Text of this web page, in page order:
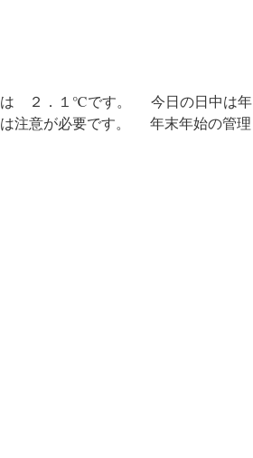
２．１℃です。 今日の日中は年
は注意が必要です。 年末年始の管理